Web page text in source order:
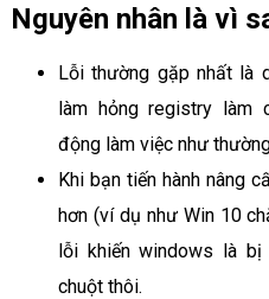
Nguyên nhân là vì
Lỗi thường gặp nhất là
làm hỏng registry làm
động làm việc như
Khi bạn tiến hành nâng
hơn (ví dụ như Win 10
lỗi khiến windows là
chuột thôi.